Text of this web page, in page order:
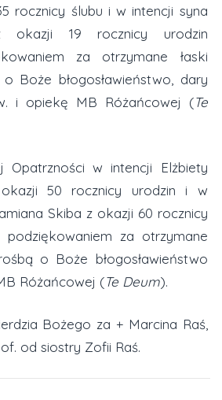
rocznicy ślubu i w intencji syna
okazji 19 rocznicy urodzin
za otrzymane łaski
Boże błogosławieństwo, dary
i opiekę MB Różańcowej (Te
Opatrzności w intencji Elżbiety
50 rocznicy urodzin i w
Skiba z okazji 60 rocznicy
podziękowaniem za otrzymane
o Boże błogosławieństwo
Różańcowej (Te Deum).
Bożego za + Marcina Raś,
od siostry Zofii Raś.